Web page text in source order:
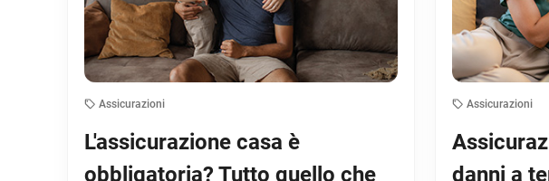
Assicurazioni
L'assicurazione casa è
obbligatoria? Tutto quello che
Assicurazioni
danni a